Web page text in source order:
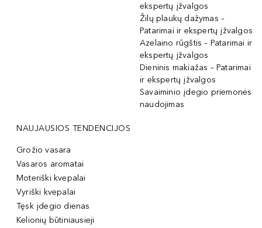
ekspertų įžvalgos
Žilų plaukų dažymas –
Patarimai ir ekspertų įžvalgos
Azelaino rūgštis – Patarimai ir
ekspertų įžvalgos
Dieninis makiažas – Patarimai
ir ekspertų įžvalgos
Savaiminio įdegio priemonės
naudojimas
NAUJAUSIOS TENDENCIJOS
Grožio vasara
Vasaros aromatai
Moteriški kvepalai
Vyriški kvepalai
Tęsk įdegio dienas
Kelionių būtiniausieji